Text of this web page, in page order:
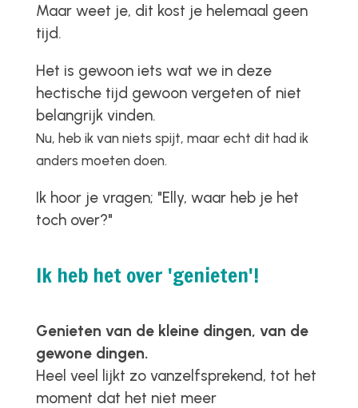
Maar weet je, dit kost je helemaal geen
tijd.
Het is gewoon iets wat we in deze
hectische tijd gewoon vergeten of niet
belangrijk vinden.
Nu, heb ik van niets spijt, maar echt dit had ik
anders moeten doen.
Ik hoor je vragen; "Elly, waar heb je het
toch over?"
Ik heb het over 'genieten'!
Genieten van de kleine dingen, van de
gewone dingen.
Heel veel lijkt zo vanzelfsprekend, tot het
moment dat het niet meer